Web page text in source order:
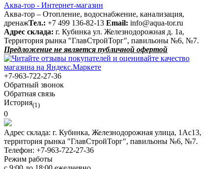
Аква-тор - Интернет-магазин
Аква-тор – Отопление, водоснабжение, канализация,
дренажТел.: +7 499 136-82-13 Email: info@aqua-tor.ru
Адрес склада: г. Кубинка ул. Железнодорожная д. 1а,
Территория рынка "ГлавСтройТорг", павильоны №6, №7.
Предложение не является публичной офертой
+7-963-722-27-36
Обратный звонок
Обратная связь
История(1)
0
Адрес склада: г. Кубинка, Железнодорожная улица, 1Ас13,
территория рынка "ГлавСтройТорг", павильоны №6, №7.
Телефон: +7-963-722-27-36
Режим работы